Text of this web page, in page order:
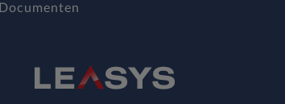
Documenten